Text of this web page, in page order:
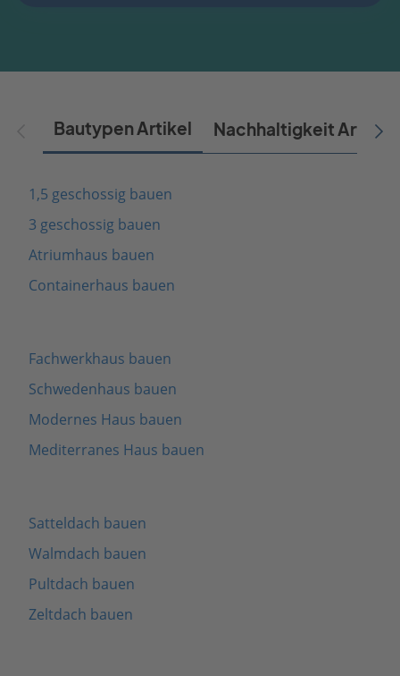
Bautypen Artikel Nachhaltigkeit Artikel
1,5 geschossig bauen
3 geschossig bauen
Atriumhaus bauen
Containerhaus bauen
Fachwerkhaus bauen
Schwedenhaus bauen
Modernes Haus bauen
Mediterranes Haus bauen
Satteldach bauen
Walmdach bauen
Pultdach bauen
Zeltdach bauen